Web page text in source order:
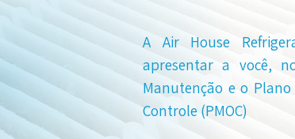
A Air House
apresentar a você,
Manutenção e o
Controle (PMOC)